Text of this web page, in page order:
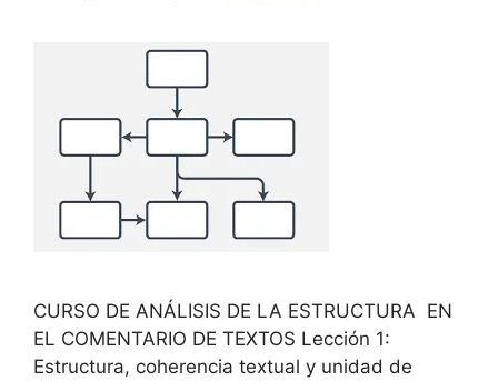
CURSO DE ANÁLISIS DE LA ESTRUCTURA EN
EL COMENTARIO DE TEXTOS Lección 1:
Estructura, coherencia textual y unidad de